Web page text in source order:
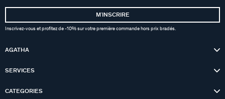
MʼINSCRIRE
Inscrivez-vous et profitez de -10% sur votre première commande hors prix bradés.
AGATHA
SERVICES
CATEGORIES